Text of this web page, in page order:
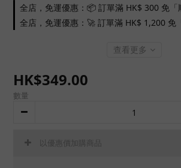
全店，免運優惠：📦 訂單滿 HK$ 300 免「
全店，免運優惠：🚀 訂單滿 HK$ 1,200 免
查看更多
HK$349.00
數量
以優惠價加購商品